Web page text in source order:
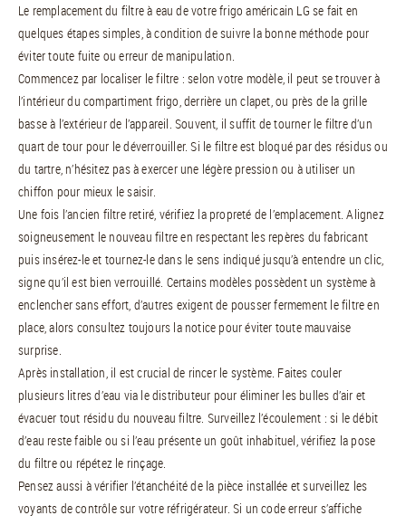
Le remplacement du filtre à eau de votre frigo américain LG se fait en
quelques étapes simples, à condition de suivre la bonne méthode pour
éviter toute fuite ou erreur de manipulation.
Commencez par localiser le filtre : selon votre modèle, il peut se trouver à
l’intérieur du compartiment frigo, derrière un clapet, ou près de la grille
basse à l’extérieur de l’appareil. Souvent, il suffit de tourner le filtre d’un
quart de tour pour le déverrouiller. Si le filtre est bloqué par des résidus ou
du tartre, n’hésitez pas à exercer une légère pression ou à utiliser un
chiffon pour mieux le saisir.
Une fois l’ancien filtre retiré, vérifiez la propreté de l’emplacement. Alignez
soigneusement le nouveau filtre en respectant les repères du fabricant
puis insérez-le et tournez-le dans le sens indiqué jusqu’à entendre un clic,
signe qu’il est bien verrouillé. Certains modèles possèdent un système à
enclencher sans effort, d’autres exigent de pousser fermement le filtre en
place, alors consultez toujours la notice pour éviter toute mauvaise
surprise.
Après installation, il est crucial de rincer le système. Faites couler
plusieurs litres d’eau via le distributeur pour éliminer les bulles d’air et
évacuer tout résidu du nouveau filtre. Surveillez l’écoulement : si le débit
d’eau reste faible ou si l’eau présente un goût inhabituel, vérifiez la pose
du filtre ou répétez le rinçage.
Pensez aussi à vérifier l’étanchéité de la pièce installée et surveillez les
voyants de contrôle sur votre réfrigérateur. Si un code erreur s’affiche